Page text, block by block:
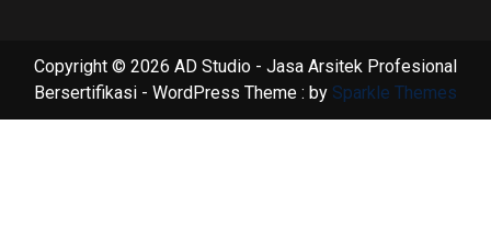
Copyright © 2026 AD Studio - Jasa Arsitek Profesional
Bersertifikasi - WordPress Theme : by Sparkle Themes